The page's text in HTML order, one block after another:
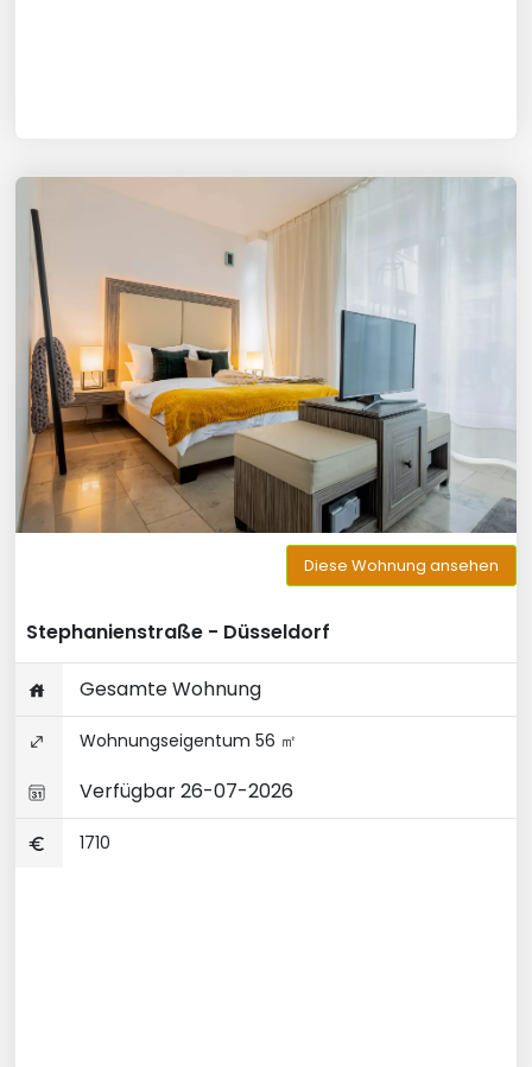
Diese Wohnung ansehen
Stephanienstraße - Düsseldorf
Gesamte Wohnung
Wohnungseigentum 56 ㎡
Verfügbar 26-07-2026
1710